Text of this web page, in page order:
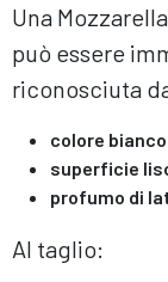
Una
può essere
riconosciuta
colore
superficie
profumo di
Al taglio: